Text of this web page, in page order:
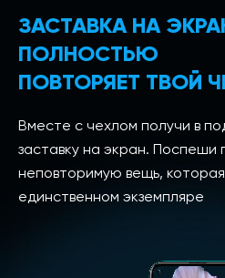
ЗАСТАВКА НА
ПОЛНОСТЬЮ
ПОВТОРЯЕТ ТВОЙ
Вместе с чехлом получи в
заставку на экран. Поспеши
неповторимую вещь,
единственном экземпляре